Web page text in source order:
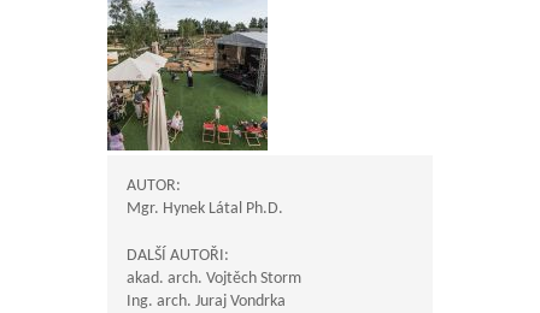
AUTOR:
Mgr. Hynek Látal Ph.D.
DALŠÍ AUTOŘI:
akad. arch. Vojtěch Storm
Ing. arch. Juraj Vondrka